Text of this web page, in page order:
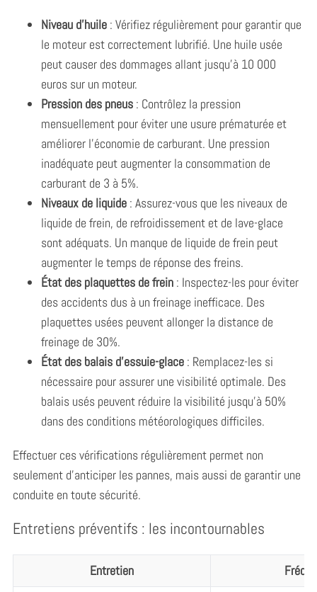
Niveau d’huile: Vérifiez régulièrement pour garantir que
le moteur est correctement lubrifié. Une huile usée
peut causer des dommages allant jusqu’à 10 000
euros sur un moteur.
Pression des pneus: Contrôlez la pression
mensuellement pour éviter une usure prématurée et
améliorer l’économie de carburant. Une pression
inadéquate peut augmenter la consommation de
carburant de 3 à 5%.
Niveaux de liquide: Assurez-vous que les niveaux de
liquide de frein, de refroidissement et de lave-glace
sont adéquats. Un manque de liquide de frein peut
augmenter le temps de réponse des freins.
État des plaquettes de frein: Inspectez-les pour éviter
des accidents dus à un freinage inefficace. Des
plaquettes usées peuvent allonger la distance de
freinage de 30%.
État des balais d’essuie-glace: Remplacez-les si
nécessaire pour assurer une visibilité optimale. Des
balais usés peuvent réduire la visibilité jusqu’à 50%
dans des conditions météorologiques difficiles.
Effectuer ces vérifications régulièrement permet non
seulement d’anticiper les pannes, mais aussi de garantir une
conduite en toute sécurité.
Entretiens préventifs : les incontournables
Entretien